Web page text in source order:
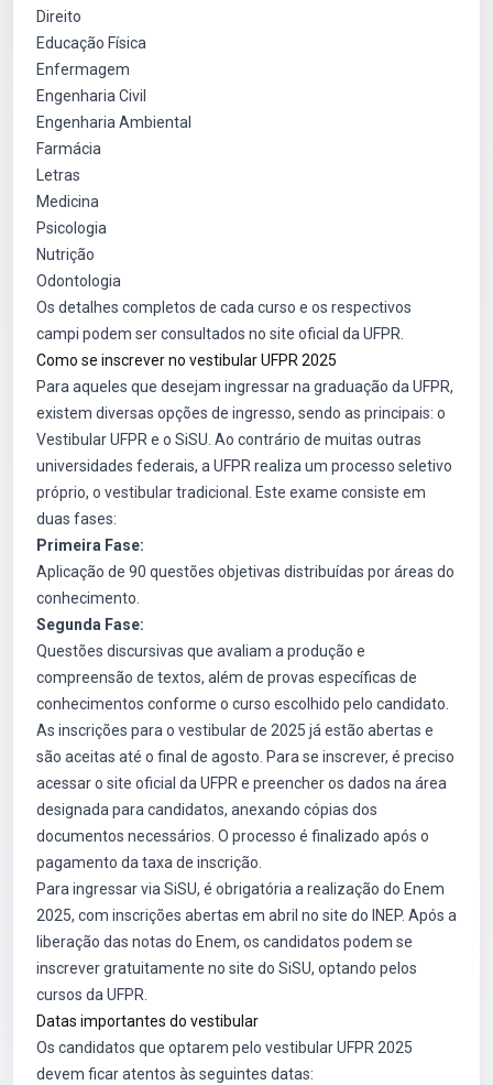
Direito
Educação Física
Enfermagem
Engenharia Civil
Engenharia Ambiental
Farmácia
Letras
Medicina
Psicologia
Nutrição
Odontologia
Os detalhes completos de cada curso e os respectivos
campi podem ser consultados no site oficial da UFPR.
Como se inscrever no vestibular UFPR 2025
Para aqueles que desejam ingressar na graduação da UFPR,
existem diversas opções de ingresso, sendo as principais: o
Vestibular UFPR e o SiSU. Ao contrário de muitas outras
universidades federais, a UFPR realiza um processo seletivo
próprio, o vestibular tradicional. Este exame consiste em
duas fases:
Primeira Fase:
Aplicação de 90 questões objetivas distribuídas por áreas do
conhecimento.
Segunda Fase:
Questões discursivas que avaliam a produção e
compreensão de textos, além de provas específicas de
conhecimentos conforme o curso escolhido pelo candidato.
As inscrições para o vestibular de 2025 já estão abertas e
são aceitas até o final de agosto. Para se inscrever, é preciso
acessar o site oficial da UFPR e preencher os dados na área
designada para candidatos, anexando cópias dos
documentos necessários. O processo é finalizado após o
pagamento da taxa de inscrição.
Para ingressar via SiSU, é obrigatória a realização do Enem
2025, com inscrições abertas em abril no site do INEP. Após a
liberação das notas do Enem, os candidatos podem se
inscrever gratuitamente no site do SiSU, optando pelos
cursos da UFPR.
Datas importantes do vestibular
Os candidatos que optarem pelo vestibular UFPR 2025
devem ficar atentos às seguintes datas: